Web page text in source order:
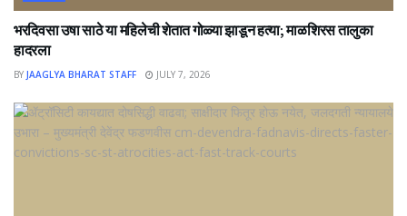
भरदिवसा उषा साठे या महिलेची शेतात गोळ्या झाडून हत्या; माळशिरस तालुका
हादरला
BY JAAGLYA BHARAT STAFF JULY 7, 2026